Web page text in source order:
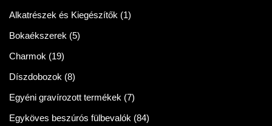
Alkatrészek és Kiegészítők (1)
Bokaékszerek (5)
Charmok (19)
Díszdobozok (8)
Egyéni gravírozott termékek (7)
Egyköves beszúrós fülbevalók (84)